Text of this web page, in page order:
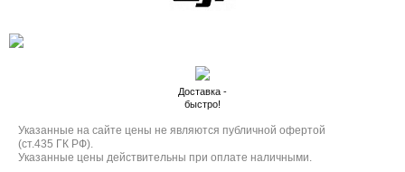
Доставка -
быстро!
Указанные на сайте цены не являются публичной офертой
(ст.435 ГК РФ).
Указанные цены действительны при оплате наличными.